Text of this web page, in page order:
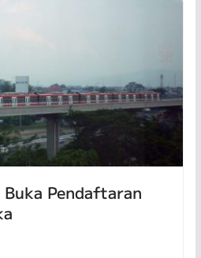
Pendaftaran